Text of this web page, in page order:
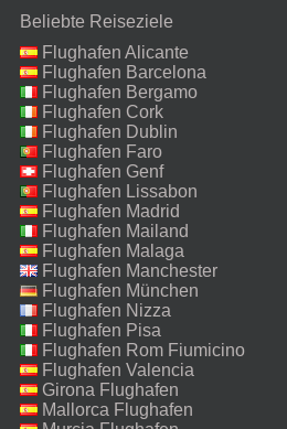
Beliebte Reiseziele
Flughafen Alicante
Flughafen Barcelona
Flughafen Bergamo
Flughafen Cork
Flughafen Dublin
Flughafen Faro
Flughafen Genf
Flughafen Lissabon
Flughafen Madrid
Flughafen Mailand
Malpensa
Flughafen Malaga
Flughafen Manchester
Flughafen München
Flughafen Nizza
Flughafen Pisa
Flughafen Rom Fiumicino
Flughafen Valencia
Girona Flughafen
Mallorca Flughafen